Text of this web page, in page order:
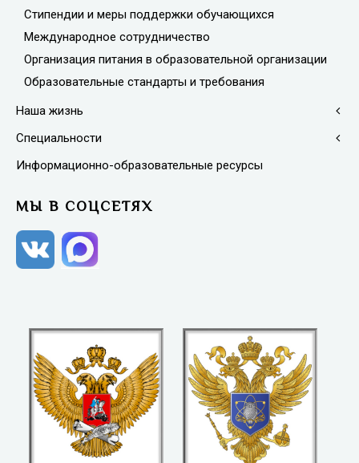
Стипендии и меры поддержки обучающихся
Международное сотрудничество
Организация питания в образовательной организации
Образовательные стандарты и требования
Наша жизнь
Специальности
Информационно-образовательные ресурсы
МЫ В СОЦСЕТЯХ